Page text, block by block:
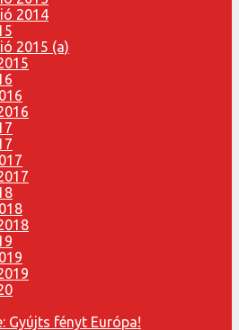
2014
2015 (a)
Gyújts fényt Európa!